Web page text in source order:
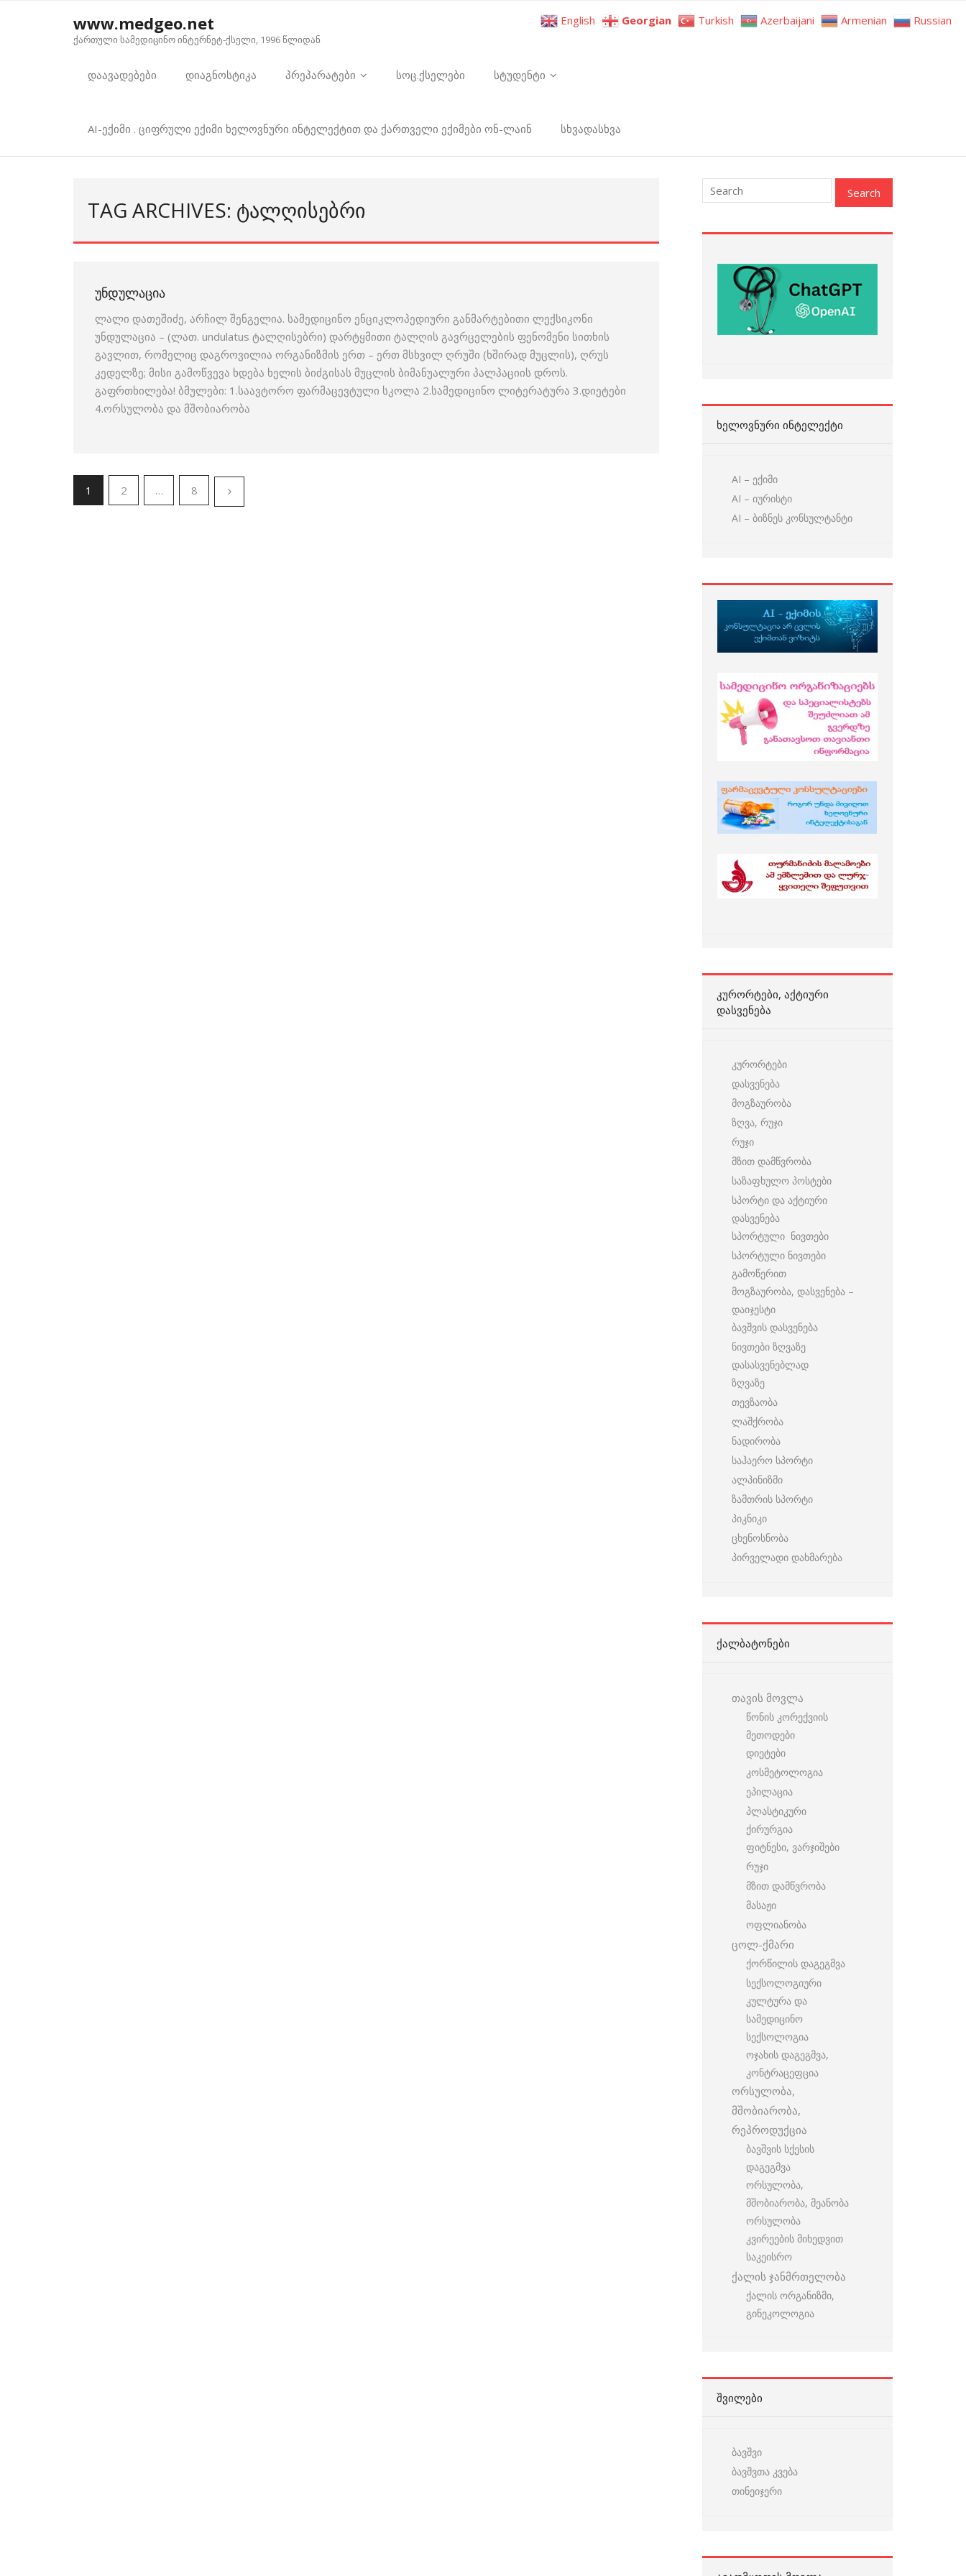
www.medgeo.net
ქართული სამედიცინო ინტერნეტ-ქსელი, 1996 წლიდან
დაავადებები დიაგნოსტიკა პრეპარატები სოც.ქსელები სტუდენტი
AI-ექიმი . ციფრული ექიმი ხელოვნური ინტელექტით და ქართველი ექიმები ონ-ლაინ სხვადასხვა
TAG ARCHIVES: ᲢᲐᲚᲦᲘᲡᲔᲑᲠᲘ
ᲣᲜᲓᲣᲚᲐᲪᲘᲐ
ლალი დათეშიძე, არჩილ შენგელია. სამედიცინო ენციკლოპედიური განმარტებითი ლექსიკონი
უნდულაცია – (ლათ. undulatus ტალღისებრი) დარტყმითი ტალღის გავრცელების ფენომენი სითხის
გავლით, რომელიც დაგროვილია ორგანიზმის ერთ – ერთ მსხვილ ღრუში (ხშირად მუცლის), ღრუს
კედელზე; მისი გამოწვევა ხდება ხელის ბიძგისას მუცლის ბიმანუალური პალპაციის დროს.
გაფრთხილება! ბმულები: 1.საავტორო ფარმაცევტული სკოლა 2.სამედიცინო ლიტერატურა 3.დიეტები
4.ორსულობა და მშობიარობა
1 2 … 8
ᲮᲔᲚᲝᲕᲜᲣᲠᲘ ᲘᲜᲢᲔᲚᲔᲥᲢᲘ
AI – ექიმი
AI – იურისტი
AI – ბიზნეს კონსულტანტი
ᲙᲣᲠᲝᲠᲢᲔᲑᲘ, ᲐᲥᲢᲘᲣᲠᲘ
ᲓᲐᲡᲕᲔᲜᲔᲑᲐ
კურორტები
დასვენება
მოგზაურობა
ზღვა, რუჯი
რუჯი
მზით დამწვრობა
საზაფხულო პოსტები
სპორტი და აქტიური
დასვენება
სპორტული ნივთები
სპორტული ნივთები
გამოწერით
მოგზაურობა, დასვენება –
დაიჯესტი
ბავშვის დასვენება
ნივთები ზღვაზე
დასასვენებლად
ზღვაზე
თევზაობა
ლაშქრობა
ნადირობა
საჰაერო სპორტი
ალპინიზმი
ზამთრის სპორტი
პიკნიკი
ცხენოსნობა
პირველადი დახმარება
ᲥᲐᲚᲑᲐᲢᲝᲜᲔᲑᲘ
თავის მოვლა
წონის კორექვიის
მეთოდები
დიეტები
კოსმეტოლოგია
ეპილაცია
პლასტიკური
ქირურგია
ფიტნესი, ვარჯიშები
რუჯი
მზით დამწვრობა
მასაჟი
ოფლიანობა
ცოლ-ქმარი
ქორწილის დაგეგმვა
სექსოლოგიური
კულტურა და
სამედიცინო
სექსოლოგია
ოჯახის დაგეგმვა,
კონტრაცეფცია
ორსულობა,
მშობიარობა,
რეპროდუქცია
ბავშვის სქესის
დაგეგმვა
ორსულობა,
მშობიარობა, მეანობა
ორსულობა
კვირეების მიხედვით
საკეისრო
ქალის ჯანმრთელობა
ქალის ორგანიზმი,
გინეკოლოგია
ᲨᲕᲘᲚᲔᲑᲘ
ბავშვი
ბავშვთა კვება
თინეიჯერი
English Georgian Turkish Azerbaijani Armenian Russian